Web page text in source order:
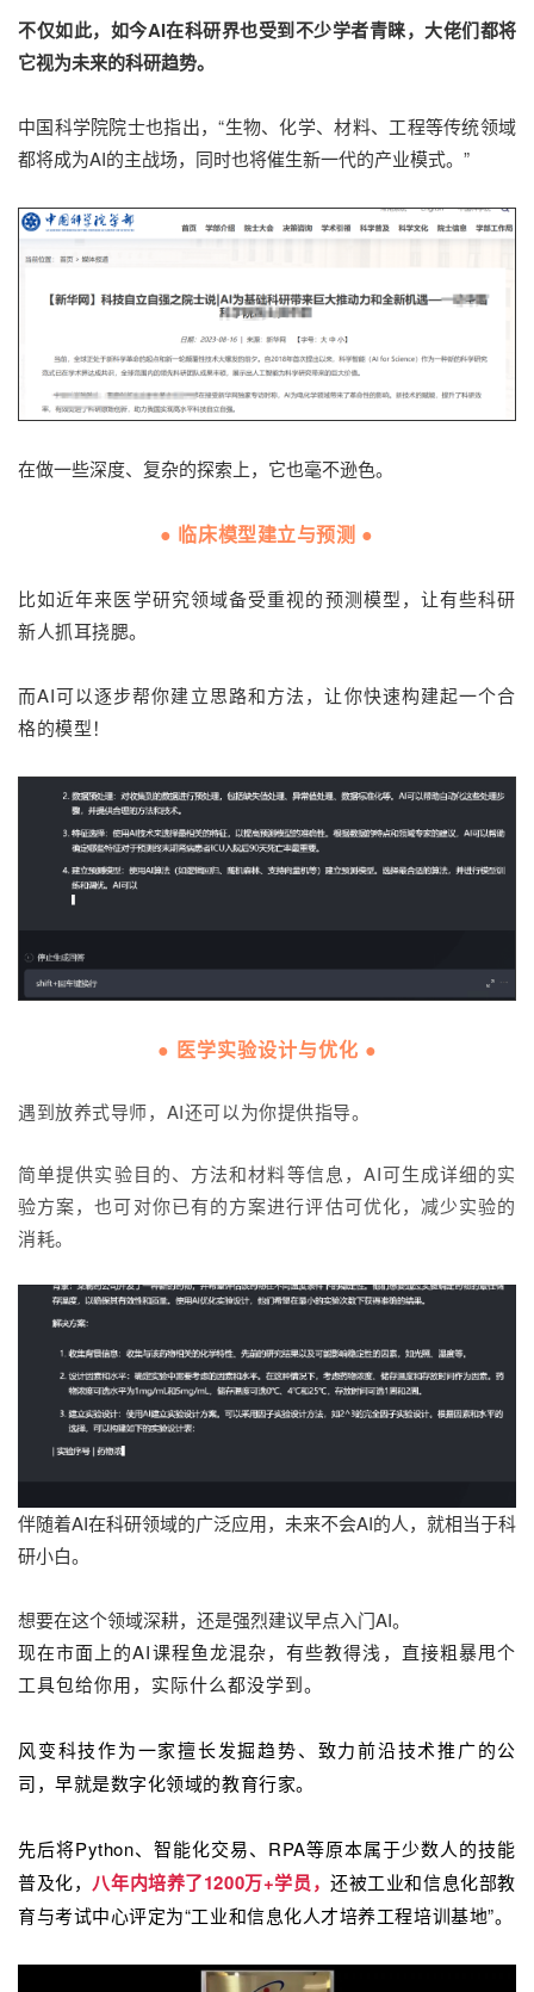
不仅如此，如今AI在科研界也受到不少学者青睐，大佬们都将
它视为未来的科研趋势。
中国科学院院士也指出，“生物、化学、材料、工程等传统领域
都将成为AI的主战场，同时也将催生新一代的产业模式。”
在做一些深度、复杂的探索上，它也毫不逊色。
● 临床模型建立与预测 ●
比如近年来医学研究领域备受重视的预测模型，让有些科研
新人抓耳挠腮。
而AI可以逐步帮你建立思路和方法，让你快速构建起一个合
格的模型！
● 医学实验设计与优化 ●
遇到放养式导师，AI还可以为你提供指导。
简单提供实验目的、方法和材料等信息，AI可生成详细的实
验方案，也可对你已有的方案进行评估可优化，减少实验的
消耗。
伴随着AI在科研领域的广泛应用，未来不会AI的人，就相当于科
研小白。
想要在这个领域深耕，还是强烈建议早点入门AI。
现在市面上的AI课程鱼龙混杂，有些教得浅，直接粗暴甩个
工具包给你用，实际什么都没学到。
风变科技作为一家擅长发掘趋势、致力前沿技术推广的公
司，早就是数字化领域的教育行家。
先后将Python、智能化交易、RPA等原本属于少数人的技能
普及化， 八年内培养了1200万+学员，还被工业和信息化部教
育与考试中心评定为“工业和信息化人才培养工程培训基地”。